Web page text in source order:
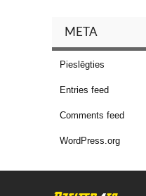
META
Pieslēgties
Entries feed
Comments feed
WordPress.org